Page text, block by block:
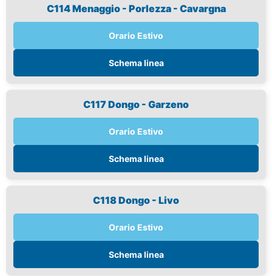
C114 Menaggio - Porlezza - Cavargna
Orario Estivo
Schema linea
C117 Dongo - Garzeno
Orario Estivo
Schema linea
C118 Dongo - Livo
Orario Estivo
Schema linea